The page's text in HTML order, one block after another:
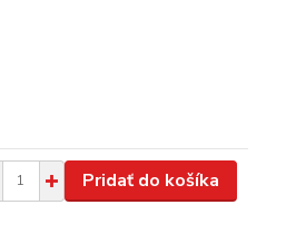
Pridať do košíka